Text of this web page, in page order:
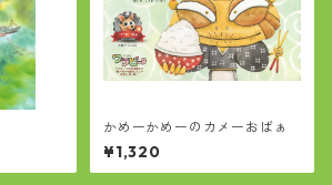
かめーかめーのカメーおばぁ
¥1,320